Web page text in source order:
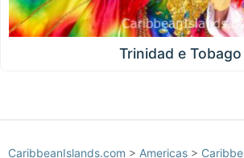
Trinidad e Tobago
CaribbeanIslands.com > Americas >